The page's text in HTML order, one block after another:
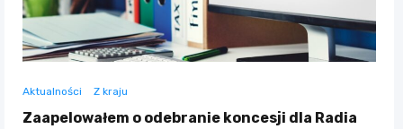
Aktualności Z kraju
Zaapelowałem o odebranie koncesji dla Radia